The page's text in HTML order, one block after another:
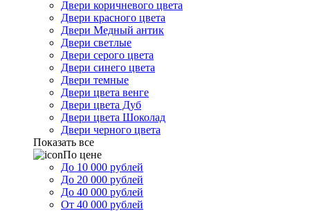
Двери коричневого цвета
Двери красного цвета
Двери Медный антик
Двери светлые
Двери серого цвета
Двери синего цвета
Двери темные
Двери цвета венге
Двери цвета Дуб
Двери цвета Шоколад
Двери черного цвета
Показать все
По цене
До 10 000 рублей
До 20 000 рублей
До 40 000 рублей
От 40 000 рублей